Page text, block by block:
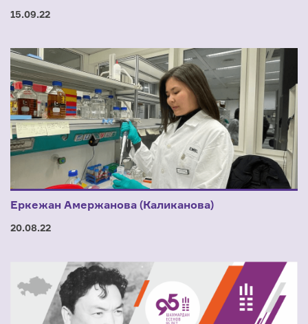
15.09.22
Еркежан Амержанова (Каликанова)
20.08.22